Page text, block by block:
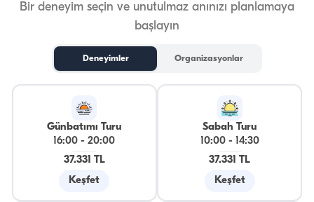
Bir deneyim seçin ve unutulmaz anınızı planlamaya
başlayın
Deneyimler Organizasyonlar
Günbatımı Turu
16:00 -20:00
37.331 TL
Keşfet
Sabah Turu
10:00-
14:30
37.331 TL
Keşfet